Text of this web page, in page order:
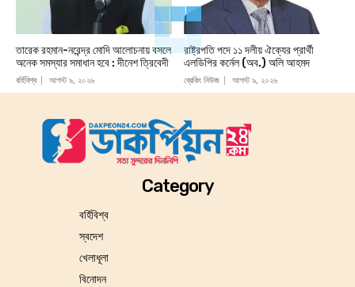
তারেক রহমান-নরেন্দ্র মোদি আলোচনায় বসলে
অনেক সমস্যার সমাধান হবে : দীনেশ ত্রিবেদী
বর্হিবিশ্ব আগস্ট ৯, ২০২৬
রাষ্ট্রপতি পদে ১১ দলীয় ঐক্যের প্রার্থী
এলডিপির কর্নেল (অব.) অলি আহমদ
ব্রেকিং নিউজ আগস্ট ৯, ২০২৬
Category
বর্হিবিশ্ব
স্বদেশ
খেলাধূলা
বিনোদন